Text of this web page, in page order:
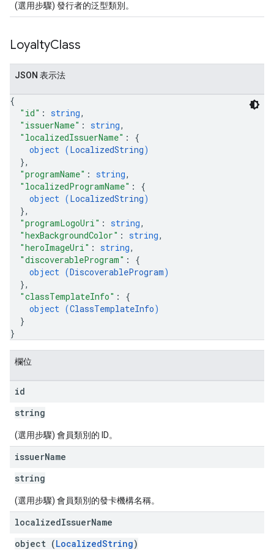
(選用步驟) 發行者的泛型類別。
LoyaltyClass
JSON 表示法
{
"id" : string,
"issuerName" : string,
"localizedIssuerName" : {
object (LocalizedString)
},
"programName" : string,
"localizedProgramName" : {
object (LocalizedString)
},
"programLogoUri" : string,
"hexBackgroundColor" : string,
"heroImageUri" : string,
"discoverableProgram" : {
object (DiscoverableProgram)
},
"classTemplateInfo" : {
object (ClassTemplateInfo)
}
}
欄位
id
string
(選用步驟) 會員類別的 ID。
issuerName
string
(選用步驟) 會員類別的發卡機構名稱。
localizedIssuerName
object (LocalizedString)